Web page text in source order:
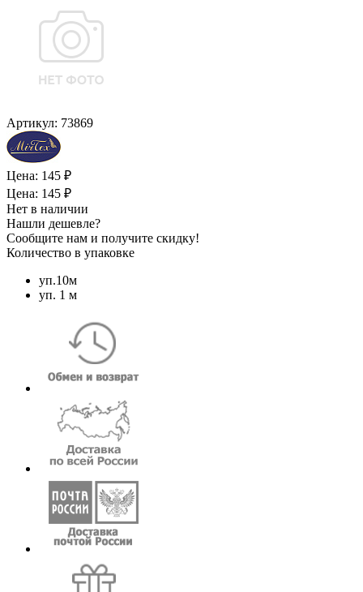
Артикул: 73869
Цена: 145 ₽
Цена: 145 ₽
Нет в наличии
Нашли дешевле?
Сообщите нам и получите скидку!
Количество в упаковке
уп.10м
уп. 1 м